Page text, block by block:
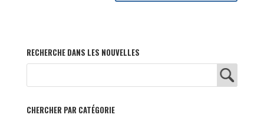
RECHERCHE DANS LES NOUVELLES
CHERCHER PAR CATÉGORIE